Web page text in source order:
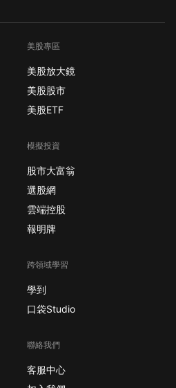
美股專區
美股放大鏡
美股股市
美股ETF
模擬投資
股市大富翁
選股網
雲端控股
報明牌
跨領域學習
學到
口袋Studio
聯絡我們
客服中心